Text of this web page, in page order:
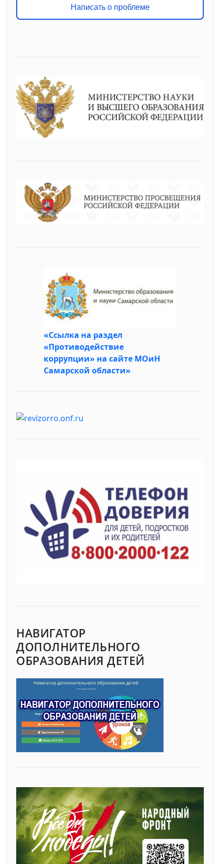
Написать о проблеме
«Ссылка на раздел
«Противодействие
коррупции» на сайте МОиН
Самарской области»
НАВИГАТОР
ДОПОЛНИТЕЛЬНОГО
ОБРАЗОВАНИЯ ДЕТЕЙ